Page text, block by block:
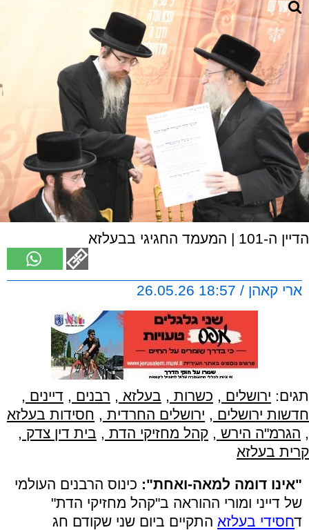
הדיין ה-101 | המעמד החגיגי בבעלזא
ארי קאהן / 18:57 26.05.26
תגים: ירושלים , כשרות , בעלזא , רבנים , דיינים ,
חדשות ירושלים , ירושלים החרדית , חסידות בעלזא
, הגרמ"ה הירש , קהל מחזיקי הדת , בית דין צדק ,
קרית בעלזא
"אינו דומה למאה-ואחת": כינוס הרבנים העולמי
של דייני ומורי ההוראה ב"קהל מחזיקי הדת"
דחסידי בעלזא התקיים ביום שני שקודם חג